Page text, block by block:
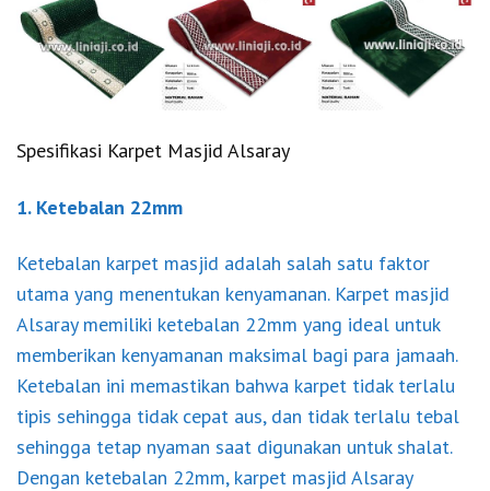
Spesifikasi Karpet Masjid Alsaray
1. Ketebalan 22mm
Ketebalan karpet masjid adalah salah satu faktor
utama yang menentukan kenyamanan. Karpet masjid
Alsaray memiliki ketebalan 22mm yang ideal untuk
memberikan kenyamanan maksimal bagi para jamaah.
Ketebalan ini memastikan bahwa karpet tidak terlalu
tipis sehingga tidak cepat aus, dan tidak terlalu tebal
sehingga tetap nyaman saat digunakan untuk shalat.
Dengan ketebalan 22mm, karpet masjid Alsaray